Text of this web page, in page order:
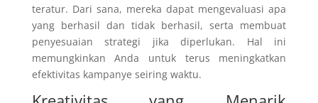
teratur. Dari sana, mereka dapat mengevaluasi apa
yang berhasil dan tidak berhasil, serta membuat
penyesuaian strategi jika diperlukan. Hal ini
memungkinkan Anda untuk terus meningkatkan
efektivitas kampanye seiring waktu.